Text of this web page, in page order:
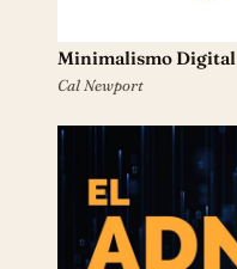
Minimalismo Digital
Cal Newport